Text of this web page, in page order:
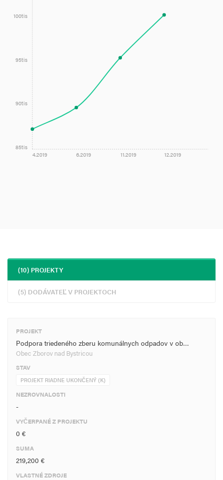
4.2019 6.2019 11.2019 12.2019
85tis
90tis
95tis
100tis
(10) PROJEKTY
(5) DODÁVATEĽ V PROJEKTOCH
PROJEKT
Podpora triedeného zberu komunálnych odpadov v ob…
Obec Zborov nad Bystricou
STAV
PROJEKT RIADNE UKONČENÝ (K)
NEZROVNALOSTI
-
VYČERPANÉ Z PROJEKTU
0 €
SUMA
219,200 €
VLASTNÉ ZDROJE